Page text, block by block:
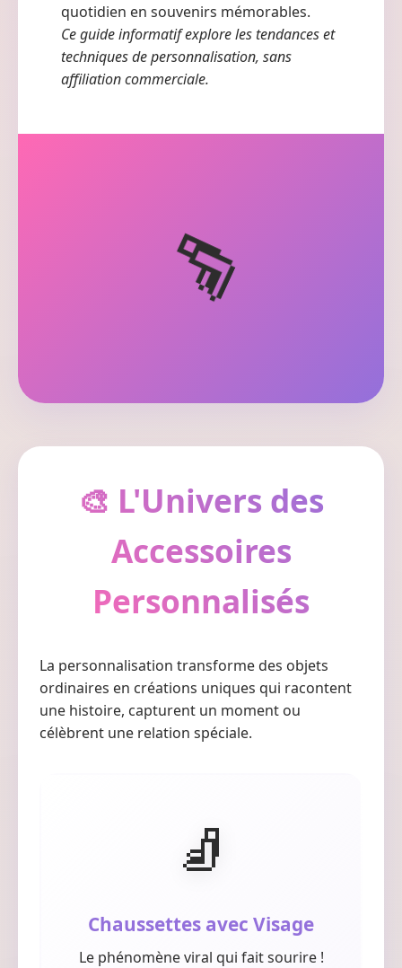
quotidien en souvenirs mémorables.
Ce guide informatif explore les tendances et
techniques de personnalisation, sans
affiliation commerciale.
🧦
🎨 L'Univers des
Accessoires
Personnalisés
La personnalisation transforme des objets
ordinaires en créations uniques qui racontent
une histoire, capturent un moment ou
célèbrent une relation spéciale.
🧦
Chaussettes avec Visage
Le phénomène viral qui fait sourire !